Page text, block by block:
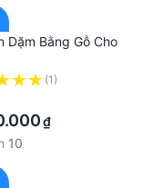
Dặm Bằng Gỗ Cho
(1)
₫
10